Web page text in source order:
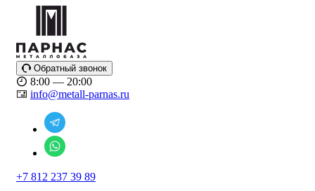
Обратный звонок
8:00 — 20:00
info@metall-parnas.ru
+7 812 237 39 89